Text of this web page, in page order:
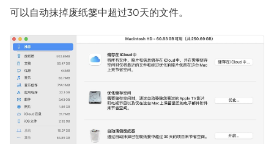
可以自动抹掉废纸篓中超过30天的文件。